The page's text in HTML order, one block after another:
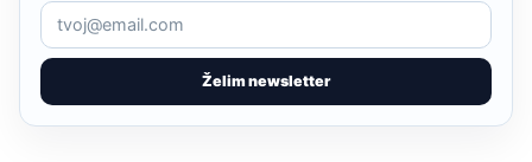
Želim newsletter